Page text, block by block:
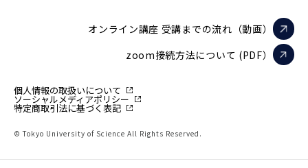
オンライン講座 受講までの流れ（動画）
zoom接続方法について (PDF）
個人情報の取扱いについて
ソーシャルメディアポリシー
特定商取引法に基づく表記
© Tokyo University of Science All Rights Reserved.